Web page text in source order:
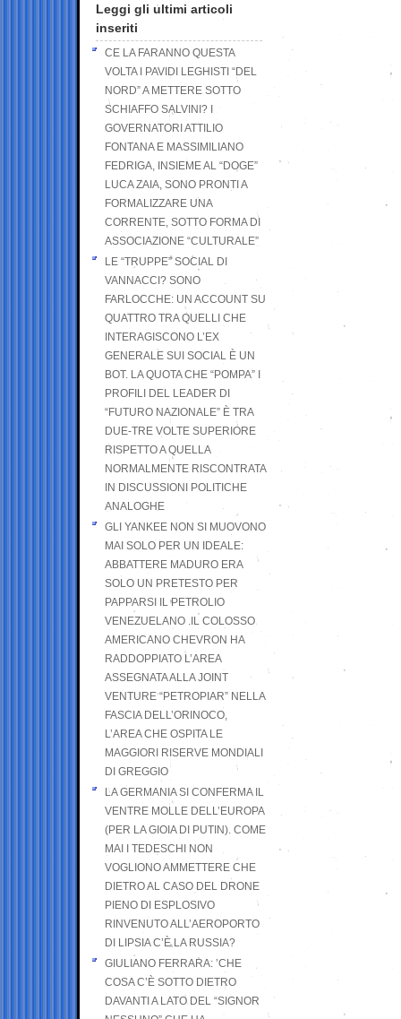
Leggi gli ultimi articoli
inseriti
CE LA FARANNO QUESTA
VOLTA I PAVIDI LEGHISTI “DEL
NORD” A METTERE SOTTO
SCHIAFFO SALVINI? I
GOVERNATORI ATTILIO
FONTANA E MASSIMILIANO
FEDRIGA, INSIEME AL “DOGE”
LUCA ZAIA, SONO PRONTI A
FORMALIZZARE UNA
CORRENTE, SOTTO FORMA DI
ASSOCIAZIONE “CULTURALE”
LE “TRUPPE” SOCIAL DI
VANNACCI? SONO
FARLOCCHE: UN ACCOUNT SU
QUATTRO TRA QUELLI CHE
INTERAGISCONO L’EX
GENERALE SUI SOCIAL È UN
BOT. LA QUOTA CHE “POMPA” I
PROFILI DEL LEADER DI
“FUTURO NAZIONALE” È TRA
DUE-TRE VOLTE SUPERIORE
RISPETTO A QUELLA
NORMALMENTE RISCONTRATA
IN DISCUSSIONI POLITICHE
ANALOGHE
GLI YANKEE NON SI MUOVONO
MAI SOLO PER UN IDEALE:
ABBATTERE MADURO ERA
SOLO UN PRETESTO PER
PAPPARSI IL PETROLIO
VENEZUELANO .IL COLOSSO
AMERICANO CHEVRON HA
RADDOPPIATO L’AREA
ASSEGNATA ALLA JOINT
VENTURE “PETROPIAR” NELLA
FASCIA DELL’ORINOCO,
L’AREA CHE OSPITA LE
MAGGIORI RISERVE MONDIALI
DI GREGGIO
LA GERMANIA SI CONFERMA IL
VENTRE MOLLE DELL’EUROPA
(PER LA GIOIA DI PUTIN). COME
MAI I TEDESCHI NON
VOGLIONO AMMETTERE CHE
DIETRO AL CASO DEL DRONE
PIENO DI ESPLOSIVO
RINVENUTO ALL’AEROPORTO
DI LIPSIA C’È LA RUSSIA?
GIULIANO FERRARA: ’CHE
COSA C’È SOTTO DIETRO
DAVANTI A LATO DEL “SIGNOR